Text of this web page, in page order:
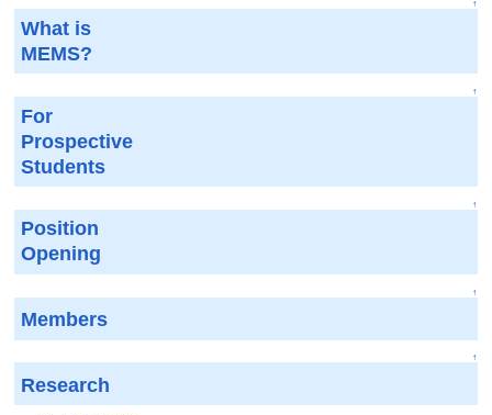
↑
What is
MEMS?
↑
For
Prospective
Students
↑
Position
Opening
↑
Members
↑
Research